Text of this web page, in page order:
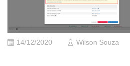
14/12/2020 Wilson Souza